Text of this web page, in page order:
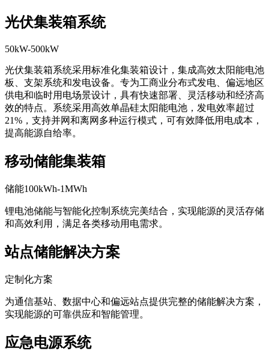
光伏集装箱系统
50kW-500kW
光伏集装箱系统采用标准化集装箱设计，集成高效太阳能电池
板、支架系统和发电设备。专为工商业分布式发电、偏远地区
供电和临时用电场景设计，具有快速部署、灵活移动和经济高
效的特点。系统采用高效单晶硅太阳能电池，发电效率超过
21%，支持并网和离网多种运行模式，可有效降低用电成本，
提高能源自给率。
移动储能集装箱
储能100kWh-1MWh
锂电池储能与智能化控制系统完美结合，实现能源的灵活存储
和高效利用，满足各类移动用电需求。
站点储能解决方案
定制化方案
为通信基站、数据中心和偏远站点提供完整的储能解决方案，
实现能源的可靠供应和智能管理。
应急电源系统